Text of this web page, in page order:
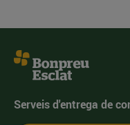
Serveis d'entrega de